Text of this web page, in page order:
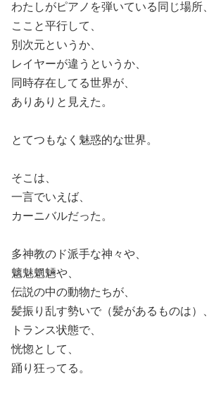
わたしがピアノを弾いている同じ場所、
ここと平行して、
別次元というか、
レイヤーが違うというか、
同時存在してる世界が、
ありありと見えた。
とてつもなく魅惑的な世界。
そこは、
一言でいえば、
カーニバルだった。
多神教のド派手な神々や、
魑魅魍魎や、
伝説の中の動物たちが、
髪振り乱す勢いで（髪があるものは）、
トランス状態で、
恍惚として、
踊り狂ってる。